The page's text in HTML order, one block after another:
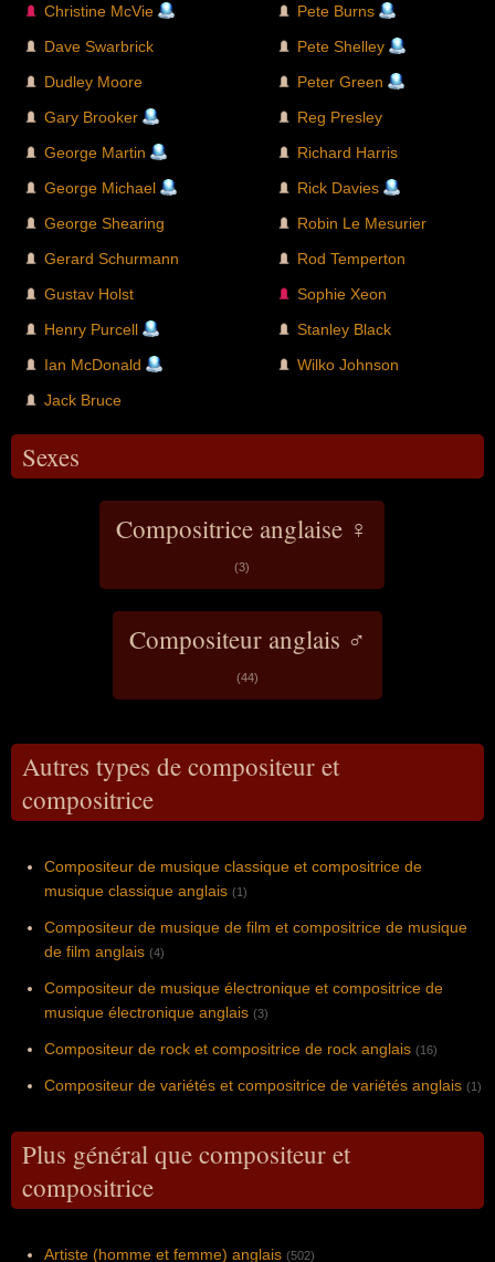
Christine McVie
Dave Swarbrick
Dudley Moore
Gary Brooker
George Martin
George Michael
George Shearing
Gerard Schurmann
Gustav Holst
Henry Purcell
Ian McDonald
Jack Bruce
Pete Burns
Pete Shelley
Peter Green
Reg Presley
Richard Harris
Rick Davies
Robin Le Mesurier
Rod Temperton
Sophie Xeon
Stanley Black
Wilko Johnson
Sexes
Compositrice anglaise ♀
(3)
Compositeur anglais ♂
(44)
Autres types de compositeur et
compositrice
Compositeur de musique classique et compositrice de
musique classique anglais (1)
Compositeur de musique de film et compositrice de musique
de film anglais (4)
Compositeur de musique électronique et compositrice de
musique électronique anglais (3)
Compositeur de rock et compositrice de rock anglais (16)
Compositeur de variétés et compositrice de variétés anglais (1)
Plus général que compositeur et
compositrice
Artiste (homme et femme) anglais (502)